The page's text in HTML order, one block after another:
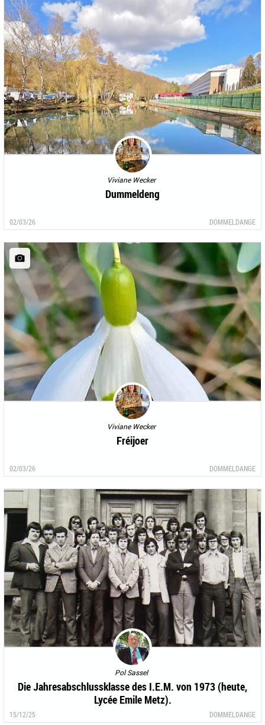
Viviane Wecker
Dummeldeng
02/03/26 DOMMELDANGE
Viviane Wecker
Fréijoer
02/03/26 DOMMELDANGE
Pol Sassel
Die Jahresabschlussklasse des I.E.M. von 1973 (heute,
Lycée Emile Metz).
15/12/25 DOMMELDANGE